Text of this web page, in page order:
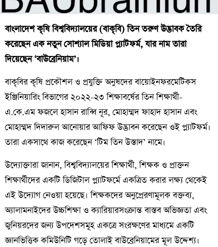
বাংলাদেশ কৃষি বিশ্ববিদ্যালয়ের (বাকৃবি) তিন তরুণ উদ্ভাবক তৈরি
করেছেন এক নতুন সোশ্যাল মিডিয়া প্ল্যাটফর্ম, যার নাম তারা
দিয়েছেন ‘বাউব্রেনিয়াম’।
বাকৃবির কৃষি প্রকৌশল ও প্রযুক্তি অনুষদের বায়োইনফরমেটিকস
ইঞ্জিনিয়ারিং বিভাগের ২০২২-২৩ শিক্ষাবর্ষের তিন শিক্ষার্থী-
এ.কে.এম ফজলে হাসান রাব্বি নূর, মোহাম্মদ ফাহাদ হাসান এবং
মোহাম্মদ দিদারুল আনোয়ার আফিফ উদ্ভাবন করেছেন ওই প্ল্যাটফর্ম।
তারা একসাথে কাজ করেছেন ‘টিম তিন উস্তাদ’ নামে।
উদ্যোক্তারা জানান, বিশ্ববিদ্যালয়ের শিক্ষার্থী, শিক্ষক ও প্রাক্তন
শিক্ষার্থীদের একটি ডিজিটাল প্ল্যাটফর্মে একত্রিত করার লক্ষ্য থেকেই
এই উদ্যোগ নেওয়া হয়েছে। শিক্ষকদের অনুপ্রেরণামূলক বক্তব্য,
অ্যালামনাইদের উচ্চশিক্ষা ও ক্যারিয়ারসংক্রান্ত বাস্তব অভিজ্ঞতা এবং
জুনিয়রদের জন্য উপদেশসমূহ একত্রে সংরক্ষণের মাধ্যমে একটি
জ্ঞানভিত্তিক কমিউনিটি গড়ে তোলাই বাউব্রেনিয়ামের মূল উদ্দেশ্য।